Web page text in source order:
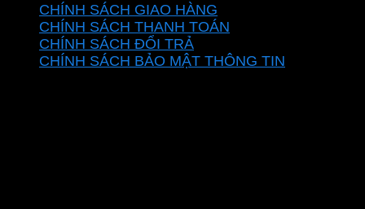
CHÍNH SÁCH GIAO HÀNG
CHÍNH SÁCH THANH TOÁN
CHÍNH SÁCH ĐỔI TRẢ
CHÍNH SÁCH BẢO MẬT THÔNG TIN